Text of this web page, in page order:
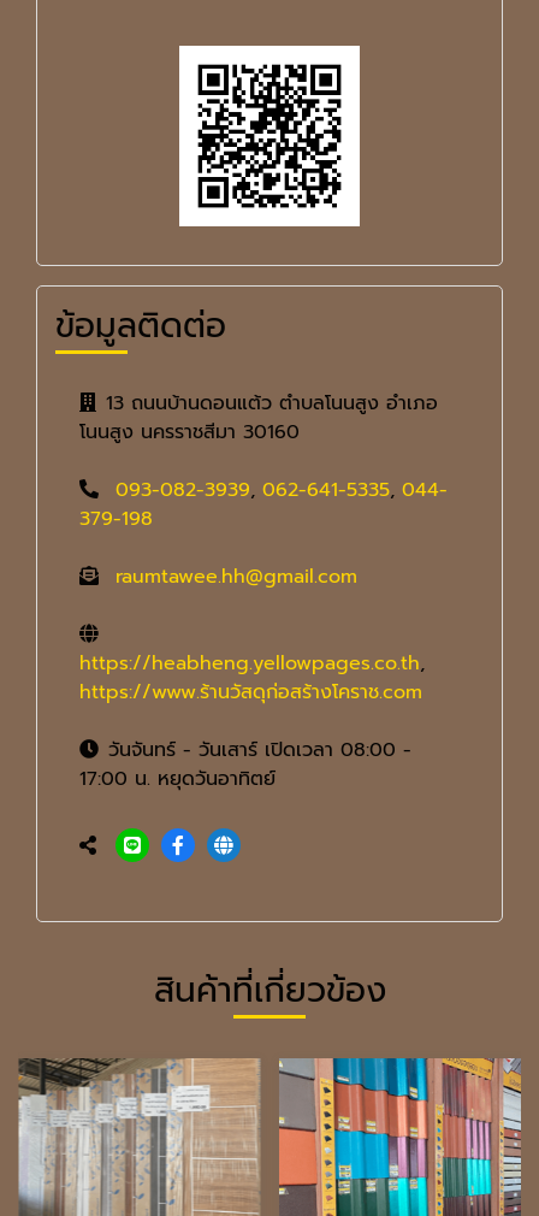
ข้อมูลติดต่อ
13 ถนนบ้านดอนแต้ว ตำบลโนนสูง อำเภอ
โนนสูง นครราชสีมา 30160
093-082-3939, 062-641-5335, 044-
379-198
raumtawee.hh@gmail.com
https://heabheng.yellowpages.co.th,
https://www.ร้านวัสดุก่อสร้างโคราช.com
วันจันทร์ - วันเสาร์ เปิดเวลา 08:00 -
17:00 น. หยุดวันอาทิตย์
สินค้าที่เกี่ยวข้อง